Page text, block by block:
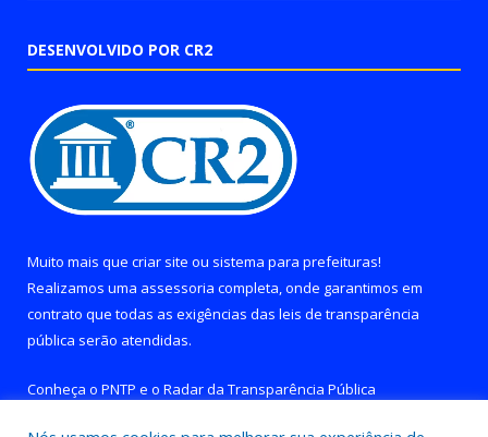
DESENVOLVIDO POR CR2
Muito mais que criar site ou sistema para prefeituras!
Realizamos uma assessoria completa, onde garantimos em
contrato que todas as exigências das leis de transparência
pública serão atendidas.
Conheça o PNTP e o Radar da Transparência Pública